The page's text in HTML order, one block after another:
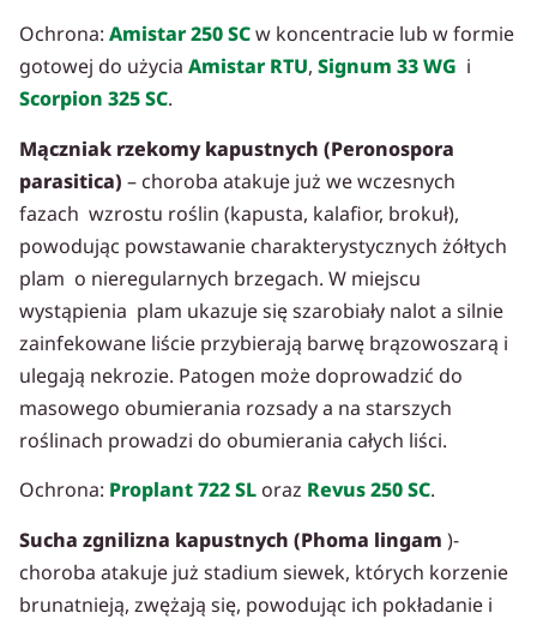
Ochrona: Amistar 250 SCw koncentracie lub w formie
gotowej do użycia Amistar RTU, Signum 33 WG i
Scorpion 325 SC.
Mączniak rzekomy kapustnych (Peronospora
parasitica) – choroba atakuje już we wczesnych
fazach wzrostu roślin (kapusta, kalafior, brokuł),
powodując powstawanie charakterystycznych żółtych
plam o nieregularnych brzegach. W miejscu
wystąpienia plam ukazuje się szarobiały nalot a silnie
zainfekowane liście przybierają barwę brązowoszarą i
ulegają nekrozie. Patogen może doprowadzić do
masowego obumierania rozsady a na starszych
roślinach prowadzi do obumierania całych liści.
Ochrona: Proplant 722 SL oraz Revus 250 SC.
Sucha zgnilizna kapustnych (Phoma lingam )-
choroba atakuje już stadium siewek, których korzenie
brunatnieją, zwężają się, powodując ich pokładanie i